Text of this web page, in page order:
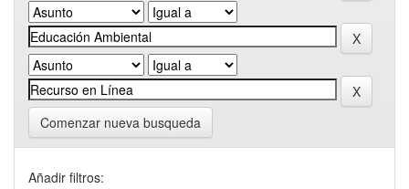
Comenzar nueva busqueda
Añadir filtros: